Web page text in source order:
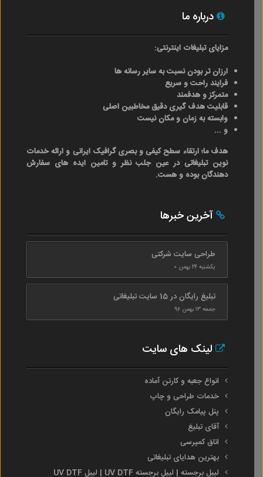
درباره ما
مزایای تبلیغات اینترنتی:
ارزان تر بودن نسبت به سایر رسانه ها
فرایند راحت و سریع
متمرکز و هدفمند
قابلیت هدف گیری دقیق مخاطبین اصلی
وابسته به زمان و مکان نیست
و ...
هدف ما؛ ارتقاء سطح کیفی و بصری گرافیک ایرانی و ارائه خدمات
نوین تبلیغاتی در عین جلب نظر و تامین ایده های سفارش
دهندگان بوده و هست.
آخرین خبرها
طراحی سایت شرکتی
یکشنبه ۲۴ بهمن ۰
تبلیغ رایگان در 15 سایت تبلیغاتی
جمعه ۱۳ بهمن ۹۶
لینک های سایت
انواع جعبه و کارتن آماده
خدمات طراحی و چاپ
پنل پیامک رایگان
آقای تبلیغ
اتاق کمپرسی
بهترین هدایای تبلیغاتی
لیبل برجسته | لیبل برجسته UV DTF | لیبل UV DTF